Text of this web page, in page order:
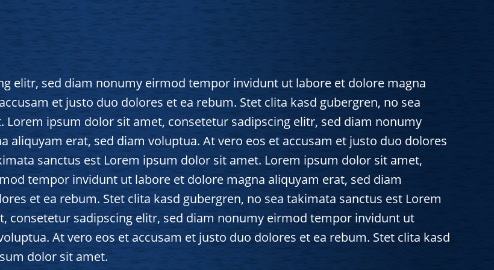
elitr, sed diam nonumy eirmod tempor invidunt ut labore et dolore magna
et justo duo dolores et ea rebum. Stet clita kasd gubergren, no sea
ipsum dolor sit amet, consetetur sadipscing elitr, sed diam nonumy
erat, sed diam voluptua. At vero eos et accusam et justo duo dolores
sanctus est Lorem ipsum dolor sit amet. Lorem ipsum dolor sit amet,
tempor invidunt ut labore et dolore magna aliquyam erat, sed diam
et ea rebum. Stet clita kasd gubergren, no sea takimata sanctus est Lorem
consetetur sadipscing elitr, sed diam nonumy eirmod tempor invidunt ut
At vero eos et accusam et justo duo dolores et ea rebum. Stet clita kasd
dolor sit amet.